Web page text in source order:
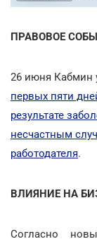
ПРАВОВОЕ
26 июня Кабмин
первых пяти
результате
несчастным
работодателя.
ВЛИЯНИЕ НА
Согласно